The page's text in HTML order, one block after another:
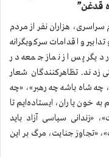
قدغن”
سراسری، هزاران نفر از مردم
و اقدامات سرکوبگرانه
دیگر پس از نماز جمعه در
زدند.تظاهرکنندگان شعار
چه شاه باشه چه رهبر»، «چه
به خون یاران، ایستاده‌ایم تا
«زندانی سیاسی آزاد باید
«تجاوز جنایت، مرگ بر این